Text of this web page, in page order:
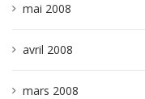
mai 2008
avril 2008
mars 2008